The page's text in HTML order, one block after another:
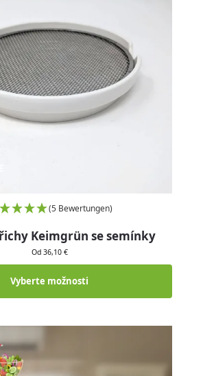
(5 Bewertungen)
Keimgrün se semínky
Od 36,10 €
Vyberte možnosti